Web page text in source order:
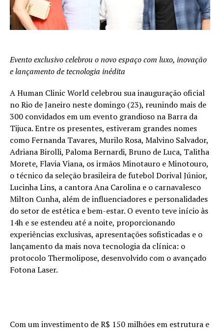
Evento exclusivo celebrou o novo espaço com luxo, inovação
e lançamento de tecnologia inédita
A Human Clinic World celebrou sua inauguração oficial
no Rio de Janeiro neste domingo (23), reunindo mais de
300 convidados em um evento grandioso na Barra da
Tijuca. Entre os presentes, estiveram grandes nomes
como Fernanda Tavares, Murilo Rosa, Malvino Salvador,
Adriana Birolli, Paloma Bernardi, Bruno de Luca, Talitha
Morete, Flavia Viana, os irmãos Minotauro e Minotouro,
o técnico da seleção brasileira de futebol Dorival Júnior,
Lucinha Lins, a cantora Ana Carolina e o carnavalesco
Milton Cunha, além de influenciadores e personalidades
do setor de estética e bem-estar. O evento teve início às
14h e se estendeu até a noite, proporcionando
experiências exclusivas, apresentações sofisticadas e o
lançamento da mais nova tecnologia da clínica: o
protocolo Thermolipose, desenvolvido com o avançado
Fotona Laser.
Com um investimento de R$ 150 milhões em estrutura e